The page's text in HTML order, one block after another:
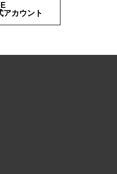
アカウント